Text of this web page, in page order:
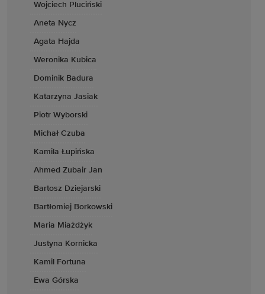
Wojciech Pluciński
Aneta Nycz
Agata Hajda
Weronika Kubica
Dominik Badura
Katarzyna Jasiak
Piotr Wyborski
Michał Czuba
Kamila Łupińska
Ahmed Zubair Jan
Bartosz Dziejarski
Bartłomiej Borkowski
Maria Miażdżyk
Justyna Kornicka
Kamil Fortuna
Ewa Górska